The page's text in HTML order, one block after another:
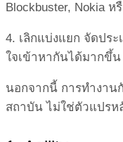
Blockbuster, Nokia
4. เลิกแบ่งแยก จัดปร
ใจเข้าหากันได้มากขึ้น
นอกจากนี้ การทำงาน
สถาบัน ไม่ใช่ตัวแปรห